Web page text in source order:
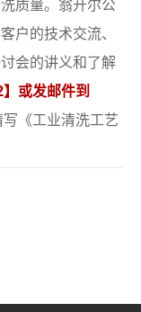
质量。翁开尔公
户的技术交流、
会的讲义和了解
或发邮件到
《工业清洗工艺